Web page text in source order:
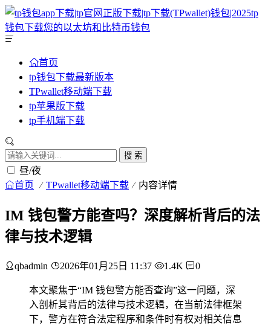
首页
tp钱包下载最新版本
TPwallet移动端下载
tp苹果版下载
tp手机端下载
搜 索
昼/夜
首页 TPwallet移动端下载 内容详情
IM 钱包警方能查吗？深度解析背后的法
律与技术逻辑
qbadmin 2026年01月25日 11:37 1.4K 0
本文聚焦于“IM 钱包警方能否查询”这一问题，深
入剖析其背后的法律与技术逻辑，在当前法律框架
下，警方在符合法定程序和条件时有权对相关信息